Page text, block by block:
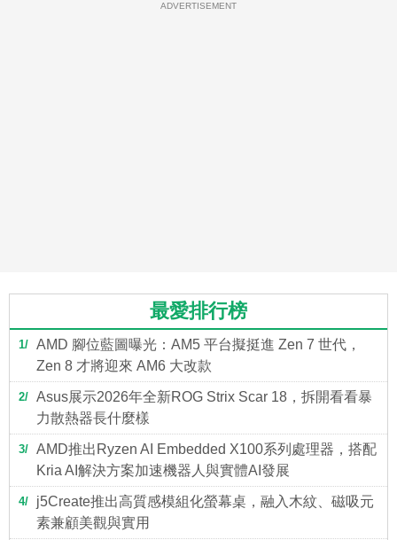
ADVERTISEMENT
最愛排行榜
1
AMD 腳位藍圖曝光：AM5 平台擬挺進 Zen 7 世代，
Zen 8 才將迎來 AM6 大改款
2
Asus展示2026年全新ROG Strix Scar 18，拆開看看暴
力散熱器長什麼樣
3
AMD推出Ryzen AI Embedded X100系列處理器，搭配
Kria AI解決方案加速機器人與實體AI發展
4
j5Create推出高質感模組化螢幕桌，融入木紋、磁吸元
素兼顧美觀與實用